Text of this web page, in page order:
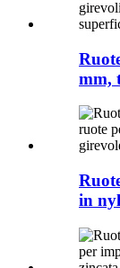
mm,
in